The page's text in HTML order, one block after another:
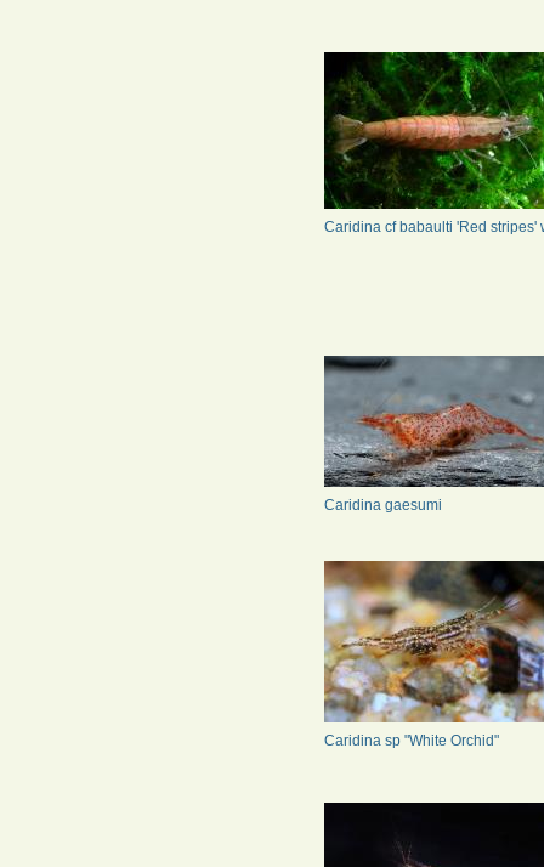
Caridina cf babaulti 'Red stripes'
Caridina gaesumi
Caridina sp "White Orchid"